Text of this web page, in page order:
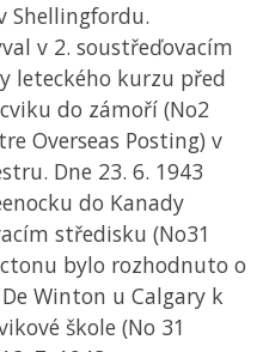
Shellingfordu.
v 2. soustřeďovacím
leteckého kurzu před
do zámoří (No2
Overseas Posting) v
Dne 23. 6. 1943
do Kanady
středisku (No31
bylo rozhodnuto o
Winton u Calgary k
škole (No 31